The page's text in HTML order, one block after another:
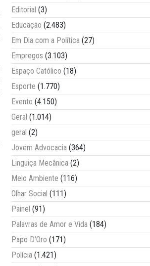
Editorial (3)
Educação (2.483)
Em Dia com a Política (27)
Empregos (3.103)
Espaço Católico (18)
Esporte (1.770)
Evento (4.150)
Geral (1.014)
geral (2)
Jovem Advocacia (364)
Linguiça Mecânica (2)
Meio Ambiente (116)
Olhar Social (111)
Painel (91)
Palavras de Amor e Vida (184)
Papo D'Oro (171)
Polícia (1.421)